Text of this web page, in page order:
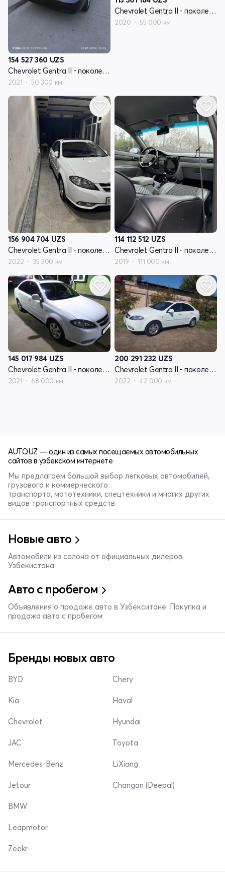
154 527 360 UZS
Chevrolet Gentra II - поколение
2021 50 300 км
Chevrolet Gentra II - поколение
2020 55 000 км
156 904 704 UZS
Chevrolet Gentra II - поколение
2022 35 500 км
114 112 512 UZS
Chevrolet Gentra II - поколение
2019 111 000 км
145 017 984 UZS
Chevrolet Gentra II - поколение
2021 68 000 км
200 291 232 UZS
Chevrolet Gentra II - поколение
2022 42 000 км
AUTO.UZ — один из самых посещаемых автомобильных
сайтов в узбекском интернете
Мы предлагаем большой выбор легковых автомобилей,
грузового и коммерческого
транспорта, мототехники, спецтехники и многих других
видов транспортных средств
Новые авто
Автомобили из салона от официальных дилеров
Узбекистана
Авто с пробегом
Объявления о продаже авто в Узбекситане. Покупка и
продажа авто с пробегом
Бренды новых авто
BYD
Kia
Chevrolet
Chery
Haval
Hyundai
JAC
Mercedes-Benz
Jetour
Toyota
LiXiang
Changan (Deepal)
BMW
Leapmotor
Zeekr